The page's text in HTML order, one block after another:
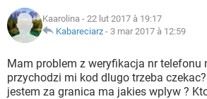
INSTAGRAM
WINDOWS 10
IOS
INSTAGRAM
WINDOWS 10
COVID-19
GRY
INSTAGRAM
ARTYKUŁY
COVID-19
GRY
SPOTIFY NETFLIX
Kaarolina - 22 lut 2017 à 19:17
Kabareciarz - 3 mar 2017 à 12:59
Mam problem z weryfikacja nr telefonu
przychodzi mi kod dlugo trzeba
jestem za granica ma jakies wplyw ?